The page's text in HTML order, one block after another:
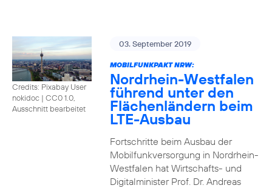
Credits: Pixabay User
nokidoc | CC0 1.0,
Ausschnitt bearbeitet
03. September 2019
MOBILFUNKPAKT NRW:
Nordrhein-Westfalen
führend unter den
Flächenländern beim
LTE-Ausbau
Fortschritte beim Ausbau der
Mobilfunkversorgung in Nordrhein-
Westfalen hat Wirtschafts- und
Digitalminister Prof. Dr. Andreas